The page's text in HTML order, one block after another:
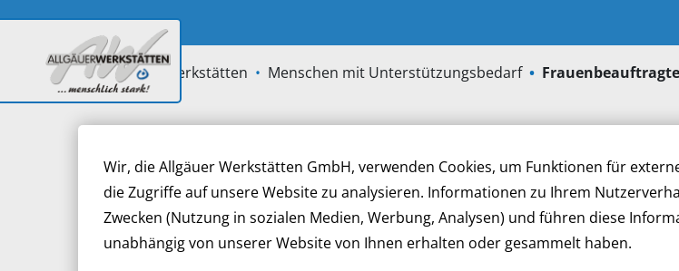
Allgäuer Werkstätten
Menschen mit Unterstützungsbedarf Frauenbeauftragte
Frauenbeauftragte
Laut Werkstätten-Mitwirkungsverordnung sind für die gesamte Allgäuer Werkstätten
GmbH eine Frauenbeauftragte und Stellvertreterinnen vorgesehen.
Wir, die Allgäuer Werkstätten GmbH, verwenden Cookies, um Funktionen für
die Zugriffe auf unsere Website zu analysieren. Informationen zu Ihrem
Zwecken (Nutzung in sozialen Medien, Werbung, Analysen) und führen diese
unabhängig von unserer Website von Ihnen erhalten oder gesammelt haben.